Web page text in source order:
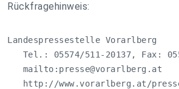
Rückfragehinweis:
Landespressestelle Vorarlberg
Tel.: 05574/511-20137, Fax:
   mailto:
presse@vorarlberg.at
http://www.vorarlberg.at/